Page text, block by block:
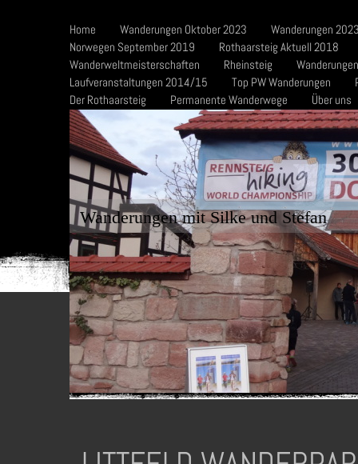
Home Wanderungen Oktober 2023
Wanderungen
Norwegen September 2019
Rothaarsteig Aktuell 2018
Wanderweltmeisterschaften
Rheinsteig
Laufveranstaltungen 2014/15
Top PW Wanderungen
Der Rothaarsteig
Permanente Wanderwege Über uns
Wanderungen mit Silke und Stefan